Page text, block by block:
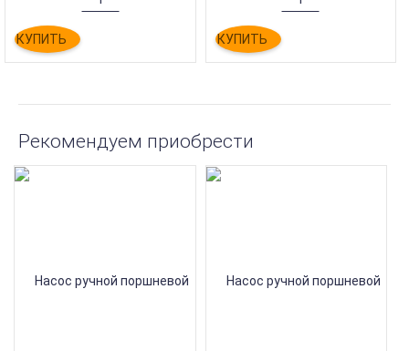
КУПИТЬ КУПИТЬ
Рекомендуем приобрести